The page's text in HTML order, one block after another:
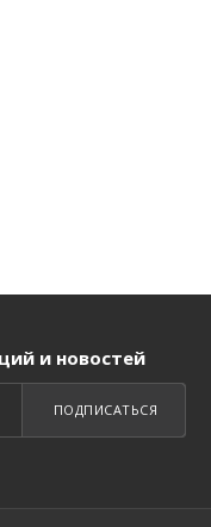
и новостей
ПОДПИСАТЬСЯ